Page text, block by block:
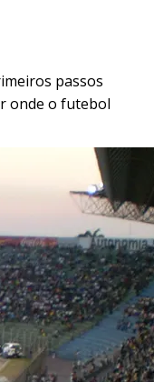
passos
onde o futebol